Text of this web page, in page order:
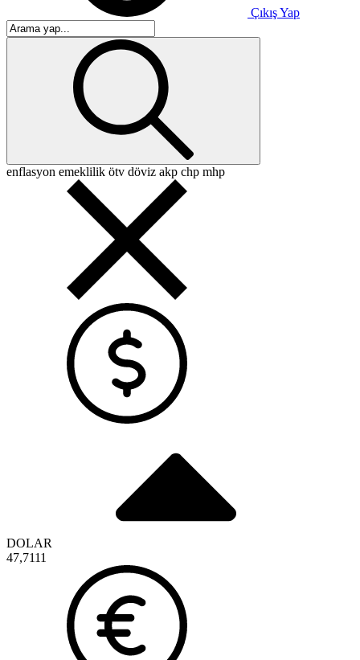
Çıkış Yap
enflasyon emeklilik ötv döviz akp chp mhp
DOLAR
47,7111